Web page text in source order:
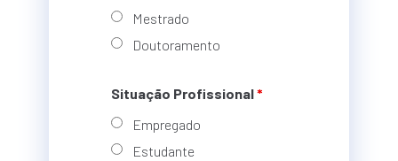
Mestrado
Doutoramento
Situação Profissional*
Empregado
Estudante